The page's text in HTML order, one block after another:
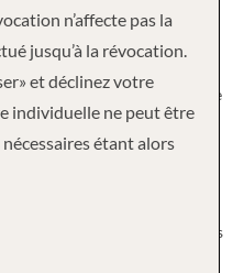
des croisière sans la foule,
à bord des navires d’une
à 226 invités. Les intérieurs
à bord dans une élégance
Découvrez des sites
paysages si souvent
registre français nous permet
par d’autres lignes,
de séminaires à bord avec des
leurs sujets, donnant une
n’affecte pas la
jusqu’à la révocation.
et déclinez votre
individuelle ne peut être
étant alors